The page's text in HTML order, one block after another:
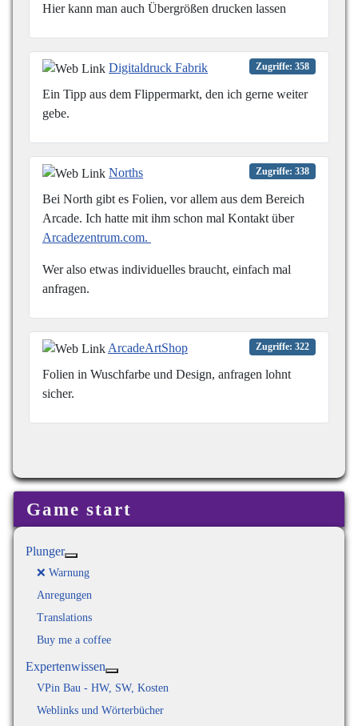
Hier kann man auch Übergrößen drucken lassen
Digitaldruck Fabrik Zugriffe: 358
Ein Tipp aus dem Flippermarkt, den ich gerne weiter
gebe.
Norths Zugriffe: 338
Bei North gibt es Folien, vor allem aus dem Bereich
Arcade. Ich hatte mit ihm schon mal Kontakt über
Arcadezentrum.com.
Wer also etwas individuelles braucht, einfach mal
anfragen.
ArcadeArtShop Zugriffe: 322
Folien in Wuschfarbe und Design, anfragen lohnt
sicher.
Game start
Plunger
❌ Warnung
Anregungen
Translations
Buy me a coffee
Expertenwissen
VPin Bau - HW, SW, Kosten
Weblinks und Wörterbücher